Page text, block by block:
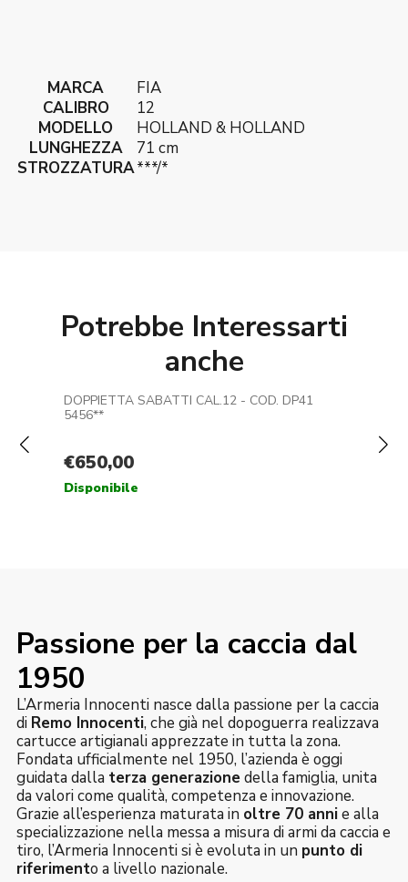
MARCA
FIA
CALIBRO
12
MODELLO
HOLLAND & HOLLAND
LUNGHEZZA
71 cm
STROZZATURA***/*
Potrebbe Interessarti
anche
Passione per la caccia dal
1950
L’Armeria Innocenti nasce dalla passione per la caccia
di Remo Innocenti, che già nel dopoguerra realizzava
cartucce artigianali apprezzate in tutta la zona.
Fondata ufficialmente nel 1950, l’azienda è oggi
guidata dalla terza generazionedella famiglia, unita
da valori come qualità, competenza e innovazione.
Grazie all’esperienza maturata in oltre 70 annie alla
specializzazione nella messa a misura di armi da caccia e
tiro, l’Armeria Innocenti si è evoluta in un punto di
riferimento a livello nazionale.